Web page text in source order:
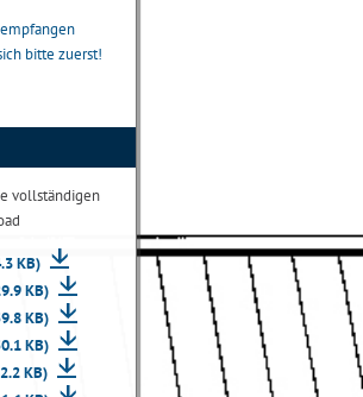
bitte zuerst!
vollständigen
KB)
KB)
KB)
KB)
KB)